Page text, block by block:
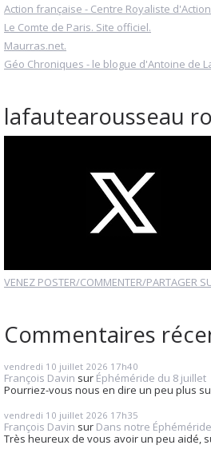
Action française - Centre Royaliste
Le Comte de Paris. Site officiel.
Maurras.net.
Géo Chroniques - le blogue d'Antoine de
lafautearousseau
VENEZ POSTER/COMMENTER/PARTAGER
Commentaires
vendredi 10 juillet 2026 17h40
François Davin sur Éphéméride du 8 juillet
Pourriez-vous nous en dire un peu plus
vendredi 10 juillet 2026 17h35
François Davin sur Dans notre
Très heureux de vous avoir un peu aidé,